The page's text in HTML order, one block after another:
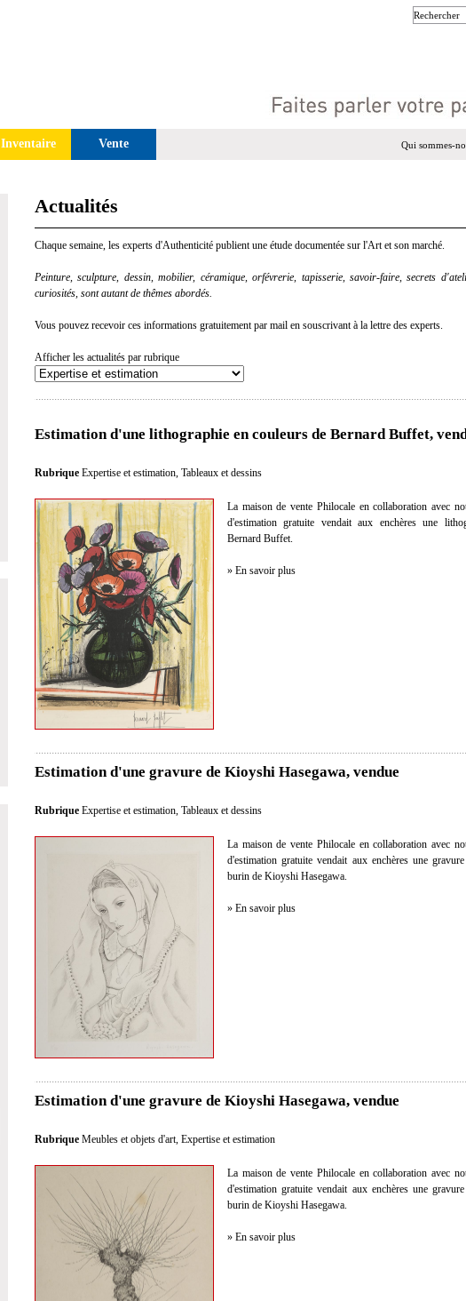
Inventaire Vente Qui sommes-
Actualités
Chaque semaine, les experts d'Authenticité publient une étude documentée sur l'Art et son marché.
Peinture, sculpture, dessin, mobilier, céramique, orfévrerie, tapisserie, savoir-faire, secrets
curiosités, sont autant de thêmes abordés.
Vous pouvez recevoir ces informations gratuitement par mail en souscrivant à la lettre des experts.
Afficher les actualités par rubrique
Estimation d'une lithographie en couleurs de Bernard Buffet,
Rubrique Expertise et estimation, Tableaux et dessins
La maison de vente Philocale en collaboration avec
d'estimation gratuite vendait aux enchères une
Bernard Buffet.
» En savoir plus
Estimation d'une gravure de Kioyshi Hasegawa, vendue
Rubrique Expertise et estimation Tableaux et dessins
La maison de vente Philocale en collaboration avec
d'estimation gratuite vendait aux enchères une
burin de Kioyshi Hasegawa.
» En savoir plus
Estimation d'une gravure de Kioyshi Hasegawa, vendue
Rubrique Meubles et objets d'art Expertise et estimation
La maison de vente Philocale en collaboration avec
d'estimation gratuite vendait aux enchères une
burin de Kioyshi Hasegawa.
» En savoir plus